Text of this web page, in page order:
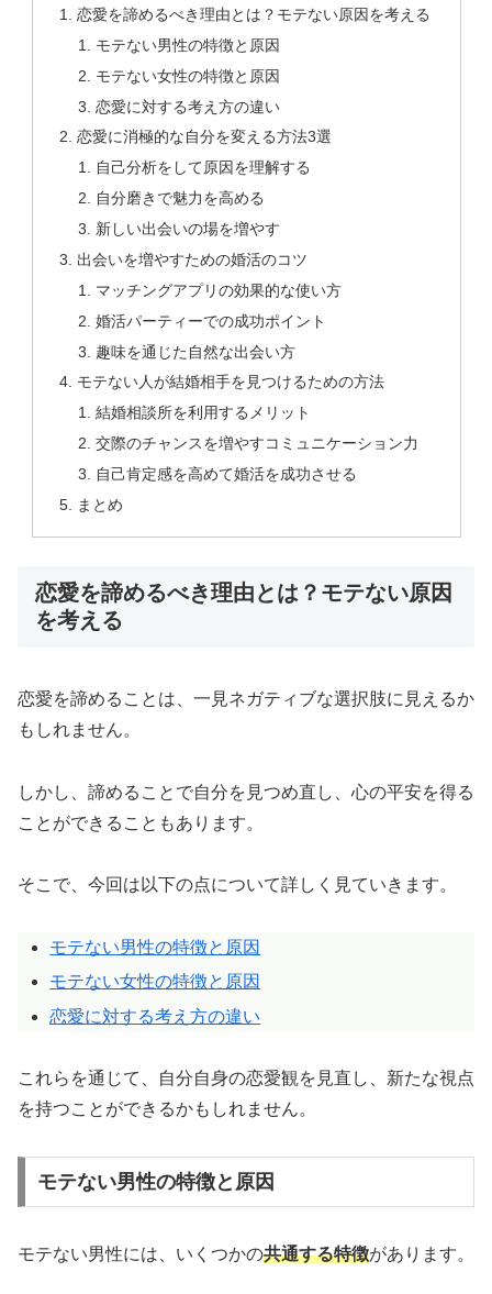
恋愛を諦めるべき理由とは？モテない原因を考える
モテない男性の特徴と原因
モテない女性の特徴と原因
恋愛に対する考え方の違い
恋愛に消極的な自分を変える方法3選
自己分析をして原因を理解する
自分磨きで魅力を高める
新しい出会いの場を増やす
出会いを増やすための婚活のコツ
マッチングアプリの効果的な使い方
婚活パーティーでの成功ポイント
趣味を通じた自然な出会い方
モテない人が結婚相手を見つけるための方法
結婚相談所を利用するメリット
交際のチャンスを増やすコミュニケーション力
自己肯定感を高めて婚活を成功させる
まとめ
恋愛を諦めるべき理由とは？モテない原因
を考える
恋愛を諦めることは、一見ネガティブな選択肢に見えるか
もしれません。
しかし、諦めることで自分を見つめ直し、心の平安を得る
ことができることもあります。
そこで、今回は以下の点について詳しく見ていきます。
モテない男性の特徴と原因
モテない女性の特徴と原因
恋愛に対する考え方の違い
これらを通じて、自分自身の恋愛観を見直し、新たな視点
を持つことができるかもしれません。
モテない男性の特徴と原因
モテない男性には、いくつかの共通する特徴があります。